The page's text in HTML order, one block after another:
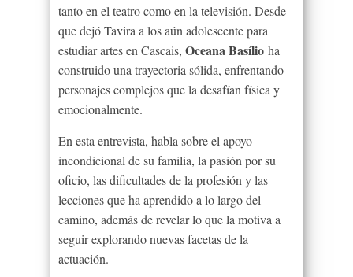
tanto en el teatro como en la televisión. Desde
que dejó Tavira a los aún adolescente para
estudiar artes en Cascais, Oceana Basílio ha
construido una trayectoria sólida, enfrentando
personajes complejos que la desafían física y
emocionalmente.
En esta entrevista, habla sobre el apoyo
incondicional de su familia, la pasión por su
oficio, las dificultades de la profesión y las
lecciones que ha aprendido a lo largo del
camino, además de revelar lo que la motiva a
seguir explorando nuevas facetas de la
actuación.